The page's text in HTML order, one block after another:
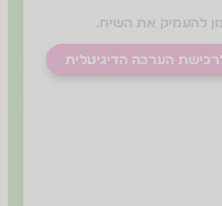
להעמיק את השיח.
הערכה הדיגיטלית